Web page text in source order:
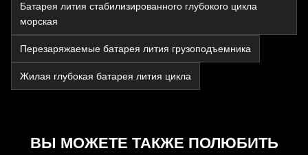
Батарея лития стабилизированного глубокого цикла
морская
Перезаряжаемые батарея лития грузоподъемника
Жилая глубокая батарея лития цикла
ВЫ МОЖЕТЕ ТАКЖЕ ПОЛЮБИТЬ